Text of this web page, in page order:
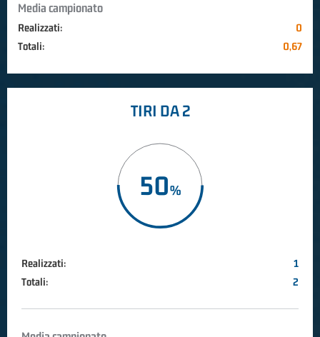
Media campionato
Realizzati:
0
Totali:
0,67
TIRI DA 2
50
Realizzati:
1
Totali:
2